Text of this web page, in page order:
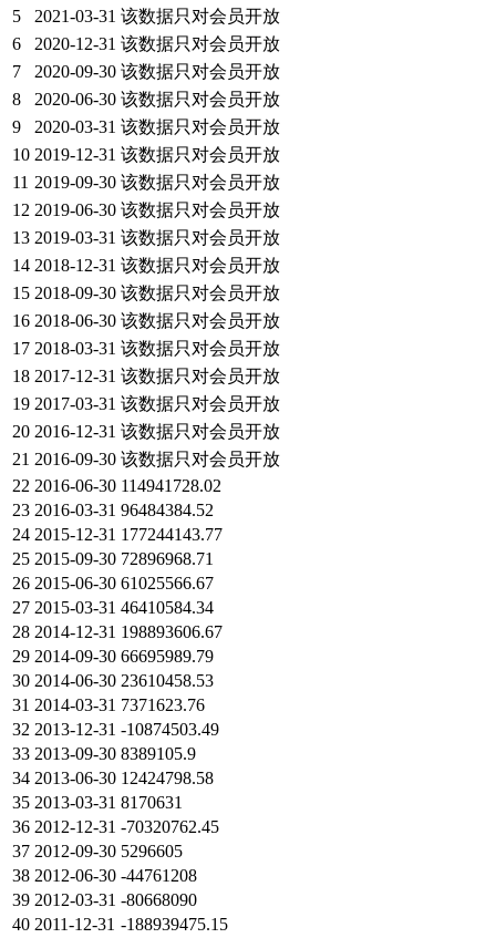
5
2021-03-31 该数据只对会员开放
6
2020-12-31 该数据只对会员开放
7
2020-09-30 该数据只对会员开放
8
2020-06-30 该数据只对会员开放
9
2020-03-31 该数据只对会员开放
10 2019-12-31 该数据只对会员开放
11 2019-09-30 该数据只对会员开放
12 2019-06-30 该数据只对会员开放
13 2019-03-31 该数据只对会员开放
14 2018-12-31 该数据只对会员开放
15 2018-09-30 该数据只对会员开放
16 2018-06-30 该数据只对会员开放
17 2018-03-31 该数据只对会员开放
18 2017-12-31 该数据只对会员开放
19 2017-03-31 该数据只对会员开放
20 2016-12-31 该数据只对会员开放
21 2016-09-30 该数据只对会员开放
22 2016-06-30 114941728.02
23 2016-03-31 96484384.52
24 2015-12-31 177244143.77
25 2015-09-30 72896968.71
26 2015-06-30 61025566.67
27 2015-03-31 46410584.34
28 2014-12-31 198893606.67
29 2014-09-30 66695989.79
30 2014-06-30 23610458.53
31 2014-03-31 7371623.76
32 2013-12-31 -10874503.49
33 2013-09-30 8389105.9
34 2013-06-30 12424798.58
35 2013-03-31 8170631
36 2012-12-31 -70320762.45
37 2012-09-30 5296605
38 2012-06-30 -44761208
39 2012-03-31 -80668090
40 2011-12-31 -188939475.15